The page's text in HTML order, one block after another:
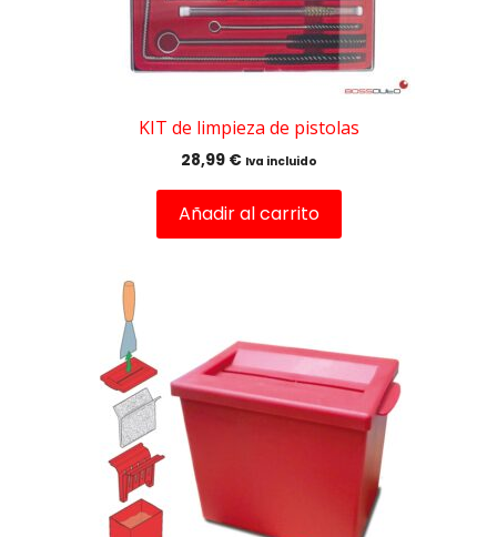
KIT de limpieza de pistolas
28,99 € Iva incluido
Añadir al carrito